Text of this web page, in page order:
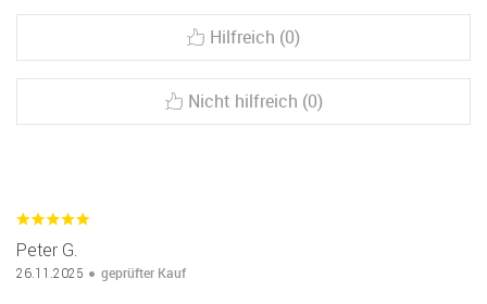
Hilfreich (0)
Nicht hilfreich (0)
Peter G.
26.11.2025 geprüfter Kauf